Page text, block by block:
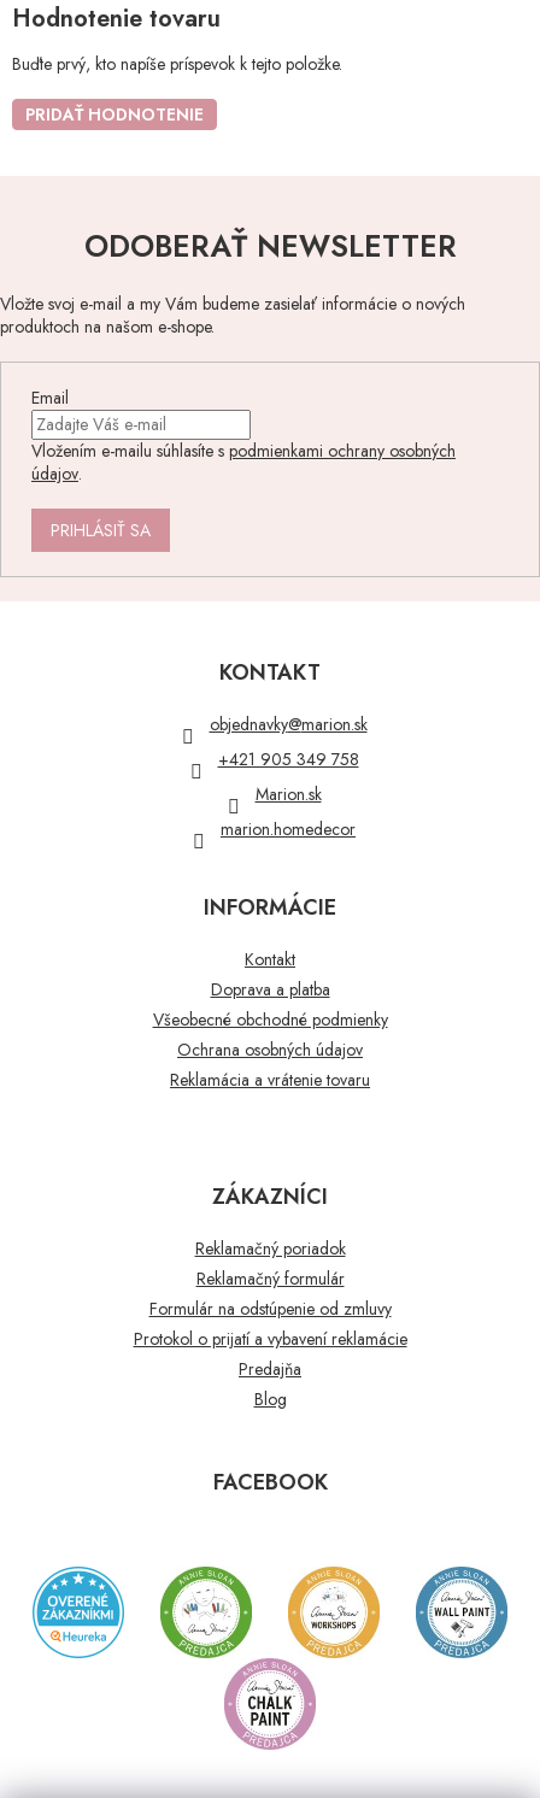
Hodnotenie tovaru
Buďte prvý, kto napíše príspevok k tejto položke.
PRIDAŤ HODNOTENIE
ODOBERAŤ NEWSLETTER
Vložte svoj e-mail a my Vám budeme zasielať informácie o nových
produktoch na našom e-shope.
Email
Vložením e-mailu súhlasíte s podmienkami ochrany osobných
údajov.
PRIHLÁSIŤ SA
KONTAKT
objednavky@marion.sk
+421 905 349 758
Marion.sk
marion.homedecor
INFORMÁCIE
Kontakt
Doprava a platba
Všeobecné obchodné podmienky
Ochrana osobných údajov
Reklamácia a vrátenie tovaru
ZÁKAZNÍCI
Reklamačný poriadok
Reklamačný formulár
Formulár na odstúpenie od zmluvy
Protokol o prijatí a vybavení reklamácie
Predajňa
Blog
FACEBOOK